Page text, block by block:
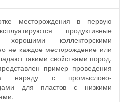
месторождения в первую
продуктивные
коллекторскими
не каждое месторождение или
такими свойствами пород.
пример проведения
наряду с промыслово-
для пластов с низкими